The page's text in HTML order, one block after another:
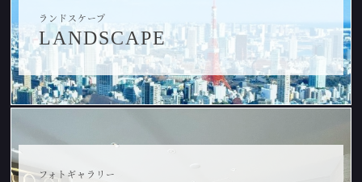
ランドスケープ
LANDSCAPE
フォトギャラリー